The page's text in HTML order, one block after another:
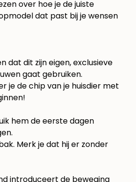
over hoe je de juiste
dat past bij je wensen
dat dit zijn eigen, exclusieve
gaat gebruiken.
je de chip van je huisdier met
hem de eerste dagen
Merk je dat hij er zonder
introduceert de beweging